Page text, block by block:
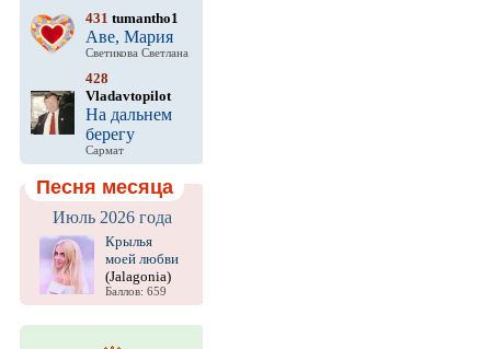
431 tumantho1
Аве, Мария
Светикова Светлана
428
Vladavtopilot
На дальнем
берегу
Сармат
Песня месяца
Июль 2026 года
Крылья
моей любви
(Jalagonia)
Баллов: 659